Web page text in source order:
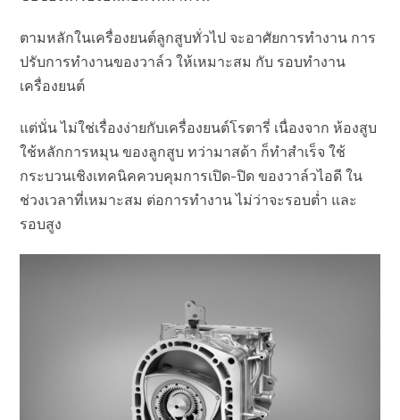
ตามหลักในเครื่องยนต์ลูกสูบทั่วไป จะอาศัยการทำงาน การ
ปรับการทำงานของวาล์ว ให้เหมาะสม กับ รอบทำงาน
เครื่องยนต์
แต่นั่น ไม่ใช่เรื่องง่ายกับเครื่องยนต์โรตารี่ เนื่องจาก ห้องสูบ
ใช้หลักการหมุน ของลูกสูบ ทว่ามาสด้า ก็ทำสำเร็จ ใช้
กระบวนเชิงเทคนิคควบคุมการเปิด-ปิด ของวาล์วไอดี ใน
ช่วงเวลาที่เหมาะสม ต่อการทำงาน ไม่ว่าจะรอบต่ำ และ
รอบสูง